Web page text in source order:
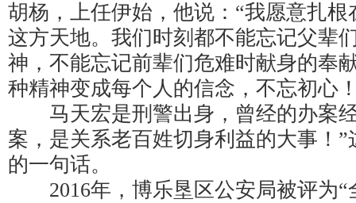
胡杨，上任伊始，他说：“我愿意扎
这方天地。我们时刻都不能忘记父辈
神，不能忘记前辈们危难时献身的奉
种精神变成每个人的信念，不忘初心
马天宏是刑警出身，曾经的办案经
案，是关系老百姓切身利益的大事！
的一句话。
2016年，博乐垦区公安局被评为“